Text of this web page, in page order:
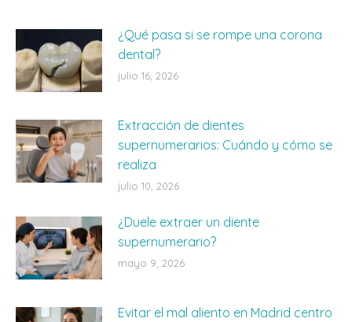
¿Qué pasa si se rompe una corona
dental?
julio 16, 2026
Extracción de dientes
supernumerarios: Cuándo y cómo se
realiza
julio 10, 2026
¿Duele extraer un diente
supernumerario?
mayo 9, 2026
Evitar el mal aliento en Madrid centro